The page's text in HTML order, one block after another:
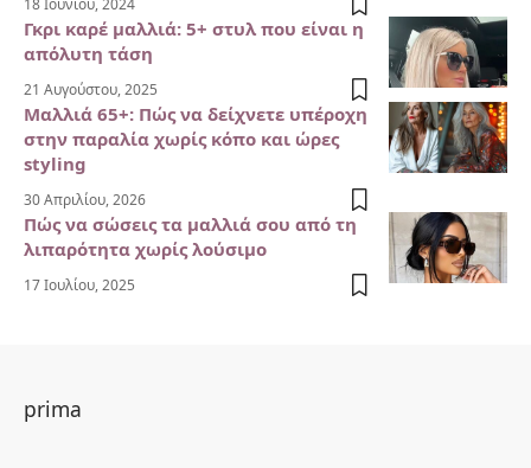
Γκρι καρέ μαλλιά: 5+ στυλ που είναι η
απόλυτη τάση
21 Αυγούστου, 2025
Μαλλιά 65+: Πώς να δείχνετε υπέροχη
στην παραλία χωρίς κόπο και ώρες
styling
30 Απριλίου, 2026
Πώς να σώσεις τα μαλλιά σου από τη
λιπαρότητα χωρίς λούσιμο
17 Ιουλίου, 2025
prima